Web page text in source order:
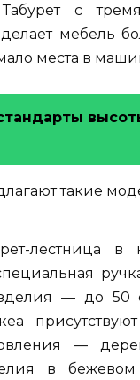
Табурет с
мебель
места в
такие
лестница в
— до
—
в